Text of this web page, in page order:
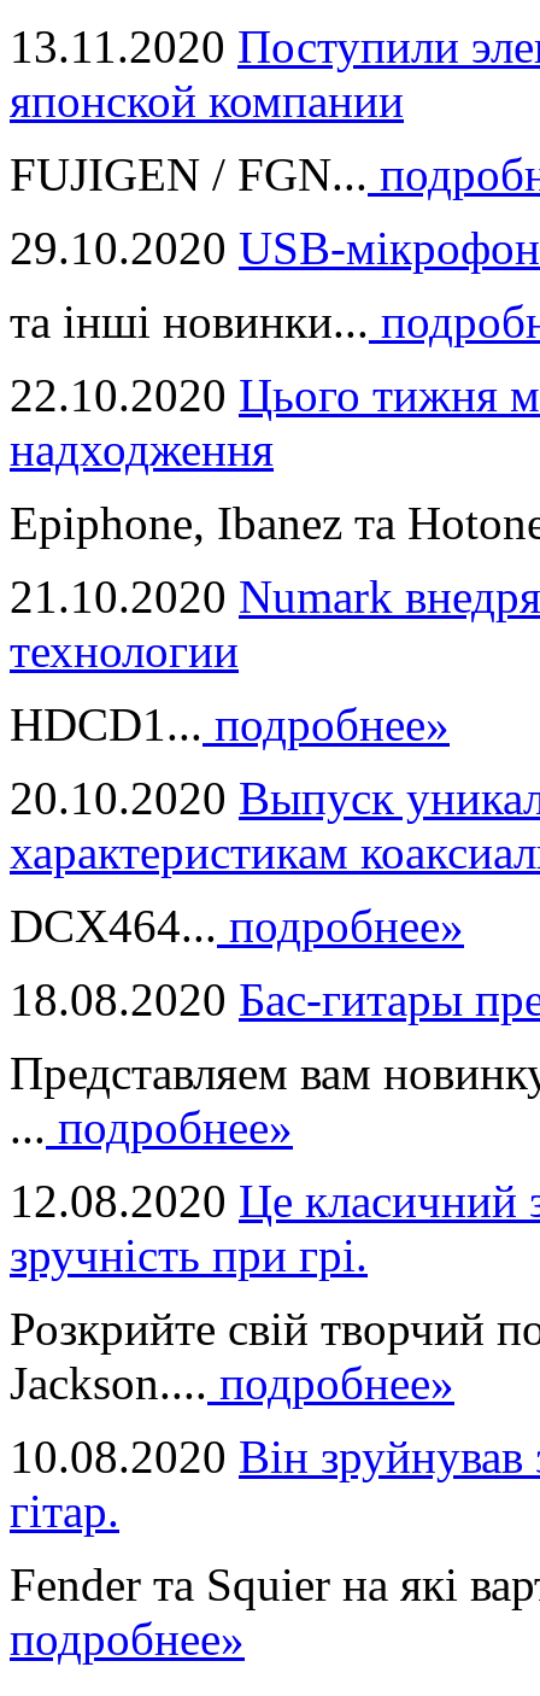
13.11.2020 Поступили
японской компании
FUJIGEN / FGN...
29.10.2020 USB-
та інші новинки...
22.10.2020 Цього тижня
надходження
Epiphone, Ibanez та
21.10.2020 Numark
технологии
HDCD1... подробнее»
20.10.2020 Выпуск
характеристикам
DCX464... подробнее»
18.08.2020 Бас-гитары
Представляем вам
... подробнее»
12.08.2020 Це класичний
зручність при грі.
Розкрийте свій творчий
Jackson.... подробнее»
10.08.2020 Він
гітар.
Fender та Squier на які
подробнее»